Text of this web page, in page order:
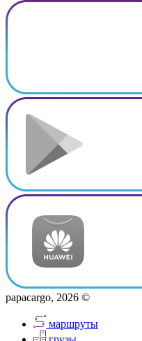
papacargo, 2026 ©
маршруты